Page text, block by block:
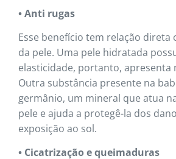
• Anti rugas
Esse benefício tem relação direta
da pele. Uma pele hidratada
elasticidade, portanto, apresenta
Outra substância presente na
germânio, um mineral que atua
pele e ajuda a protegê-la dos
exposição ao sol.
• Cicatrização e queimaduras